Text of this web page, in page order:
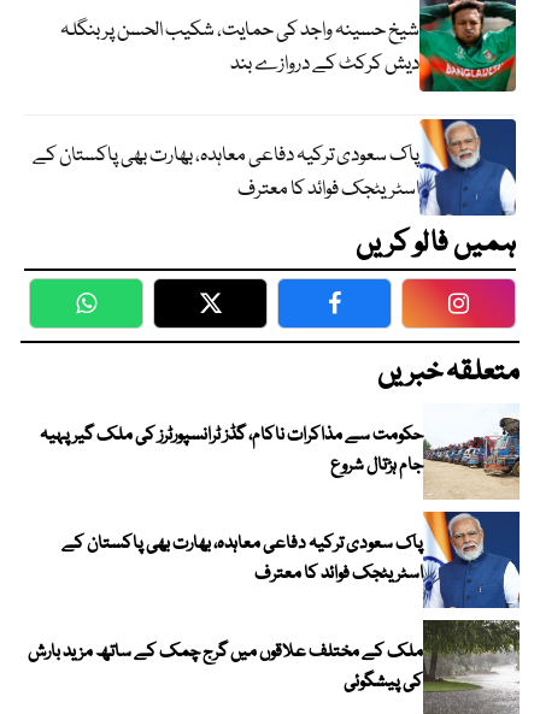
شیخ حسینہ واجد کی حمایت، شکیب الحسن پر بنگلہ
دیش کرکٹ کے دروازے بند
پاک سعودی ترکیہ دفاعی معاہدہ، بھارت بھی پاکستان کے
اسٹریٹجک فوائد کا معترف
ہمیں فالو کریں
WhatsApp Twitter Facebook
متعلقہ خبریں
حکومت سے مذاکرات ناکام، گڈز ٹرانسپورٹرز کی ملک گیر پہیہ
جام ہڑتال شروع
پاک سعودی ترکیہ دفاعی معاہدہ، بھارت بھی پاکستان کے
اسٹریٹجک فوائد کا معترف
ملک کے مختلف علاقوں میں گرج چمک کے ساتھ مزید بارش
کی پیشگوئی